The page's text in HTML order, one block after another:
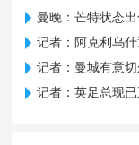
曼晚：芒特状态出色
记者：阿克利乌什
记者：曼城有意
记者：英足总现